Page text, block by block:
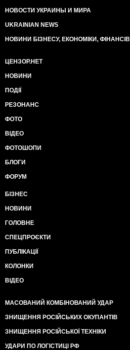
НОВОСТИ УКРАИНЫ И МИРА
UKRAINIAN NEWS
НОВИНИ БІЗНЕСУ, ЕКОНОМІКИ, ФІНАНСІВ
ЦЕНЗОР.НЕТ
НОВИНИ
ПОДІЇ
РЕЗОНАНС
ФОТО
ВІДЕО
ФОТОШОПИ
БЛОГИ
ФОРУМ
БІЗНЕС
НОВИНИ
ГОЛОВНЕ
СПЕЦПРОЄКТИ
ПУБЛІКАЦІЇ
КОЛОНКИ
ВІДЕО
МАСОВАНИЙ КОМБІНОВАНИЙ УДАР
ЗНИЩЕННЯ РОСІЙСЬКИХ ОКУПАНТІВ
ЗНИЩЕННЯ РОСІЙСЬКОЇ ТЕХНІКИ
УДАРИ ПО ЛОГІСТИЦІ РФ